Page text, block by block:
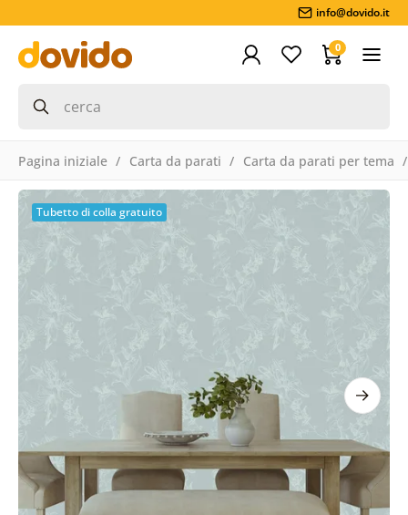
info@dovido.it
0
Pagina iniziale Carta da parati Carta da parati per tema
Tubetto di colla gratuito